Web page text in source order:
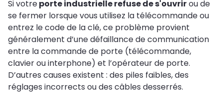
Si votreporte industrielle refuse de s'ouvrirou de
se fermer lorsque vous utilisez la télécommande ou
entrez le code de la clé, ce problème provient
généralement d’une défaillance de communication
entre la commande de porte (télécommande,
clavier ou interphone) et l’opérateur de porte.
D’autres causes existent : des piles faibles, des
réglages incorrects ou des câbles desserrés.